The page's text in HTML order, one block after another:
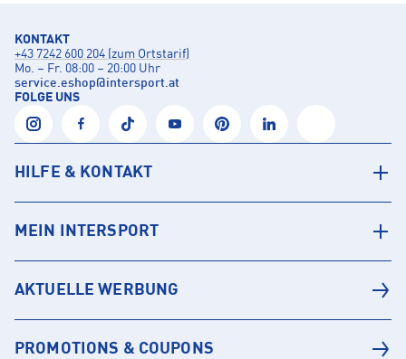
KONTAKT
+43 7242 600 204 (zum Ortstarif)
Mo. – Fr. 08:00 – 20:00 Uhr
service.eshop@intersport.at
FOLGE UNS
HILFE & KONTAKT
MEIN INTERSPORT
AKTUELLE WERBUNG
PROMOTIONS & COUPONS